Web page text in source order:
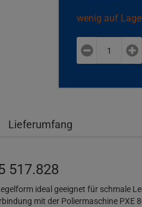
wenig auf
plus
minus
Lieferumfang
517.828
ideal geeignet für schmale
mit der Poliermaschine PXE